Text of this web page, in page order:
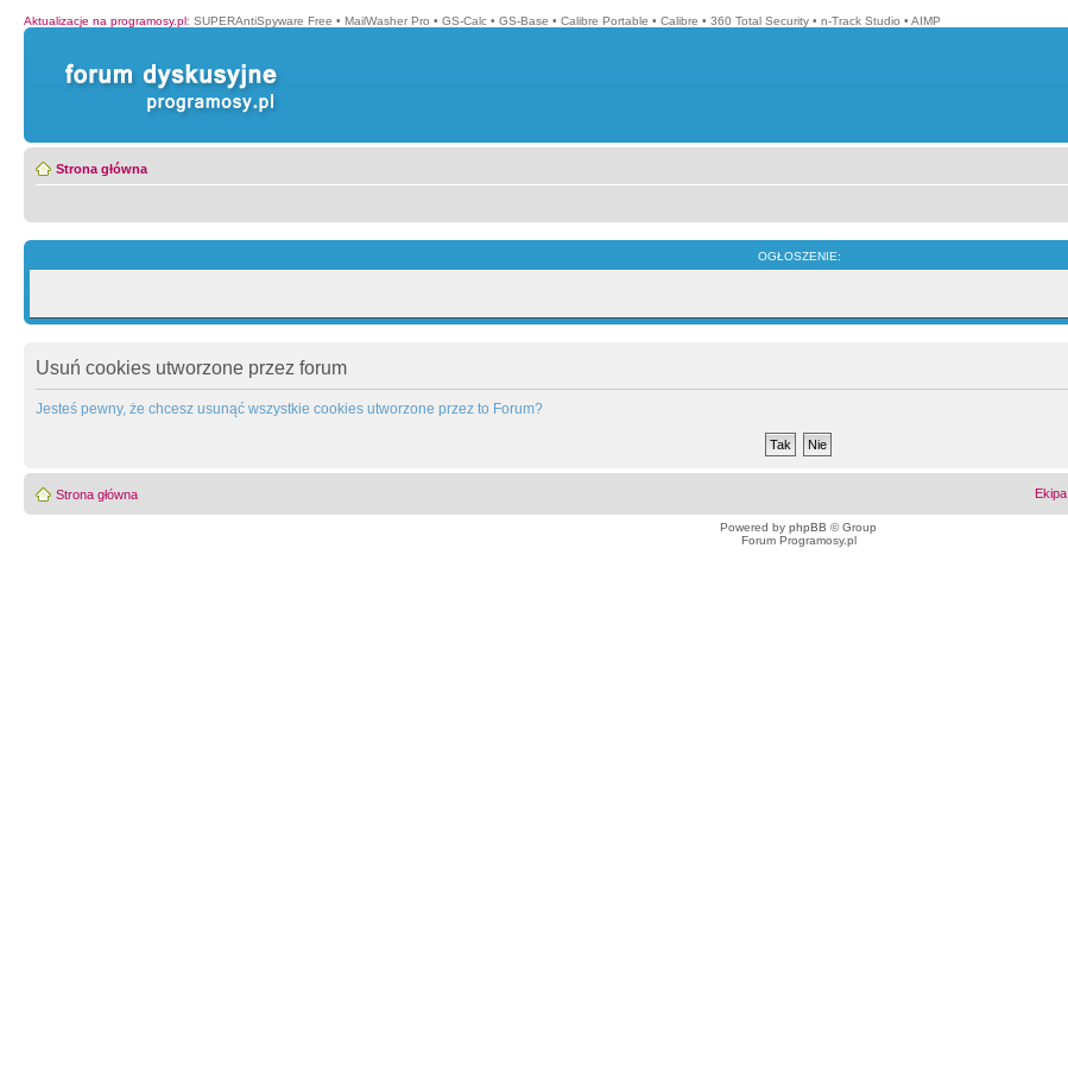
Aktualizacje na programosy.pl: SUPERAntiSpyware Free • MailWasher Pro • GS-Calc • GS-Base • Calibre Portable • Calibre • 360 Total Security • n-Track Studio • AIMP
Strona główna
OGŁOSZENIE:
Usuń cookies utworzone przez forum
Jesteś pewny, że chcesz usunąć wszystkie cookies utworzone przez to Forum?
Strona główna Ekipa
Powered by phpBB © Group
Forum Programosy.pl